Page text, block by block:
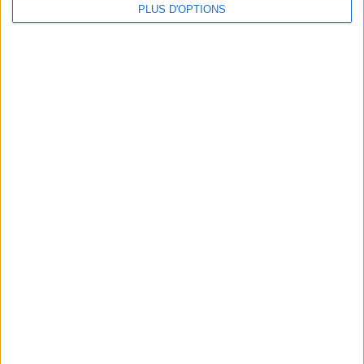
PLUS D'OPTIONS